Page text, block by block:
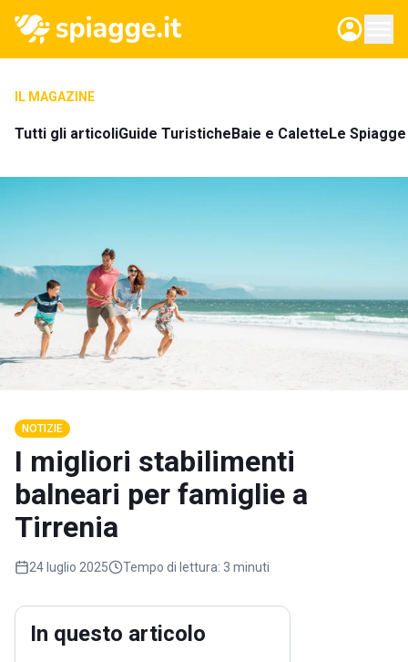
IL MAGAZINE
Tutti gli articoliGuide TuristicheBaie e CaletteLe
NOTIZIE
I migliori stabilimenti
balneari per famiglie a
Tirrenia
24 luglio 2025 Tempo di lettura: 3 minuti
In questo articolo